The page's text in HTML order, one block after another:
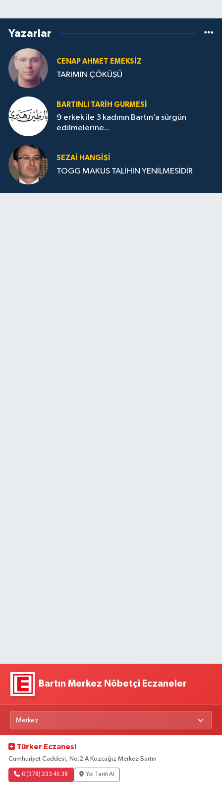
Yazarlar
CENAP AHMET EMEKSİZ
TARIMIN ÇÖKÜŞÜ
BARTINLI TARIH GURMESI
9 erkek ile 3 kadının Bartın’a sürgün
edilmelerine...
SEZAI HANGİŞİ
TOGG MAKUS TALİHİN YENİLMESİDİR
Bartın Merkez Nöbetçi Eczaneler
Türker Eczanesi
Cumhuriyet Caddesi, No:2 A Kozcağız Merkez Bartın
0 (378) 233 45 38 Yol Tarifi Al